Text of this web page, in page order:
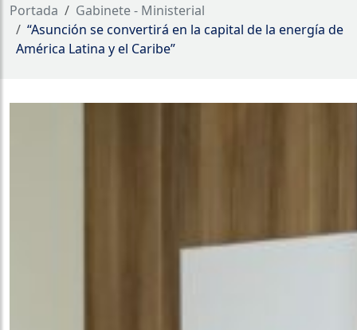
Portada
Gabinete - Ministerial
“Asunción se convertirá en la capital de la energía de
América Latina y el Caribe”